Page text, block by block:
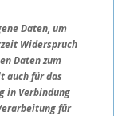
Daten, um
Widerspruch
Daten zum
auch für das
in Verbindung
für